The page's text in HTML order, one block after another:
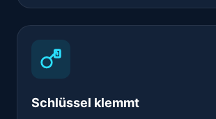
Schlüssel klemmt